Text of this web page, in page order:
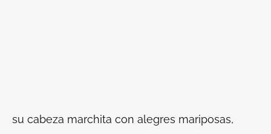
su cabeza marchita con alegres mariposas,